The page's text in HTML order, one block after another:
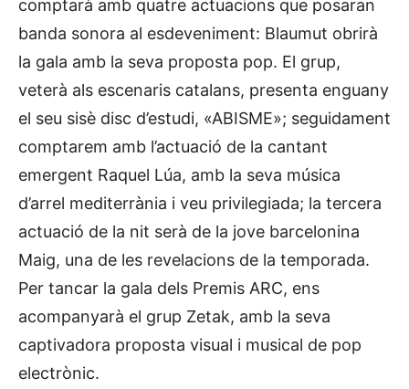
comptarà amb quatre actuacions que posaran
banda sonora al esdeveniment: Blaumut obrirà
la gala amb la seva proposta pop. El grup,
veterà als escenaris catalans, presenta enguany
el seu sisè disc d’estudi, «ABISME»; seguidament
comptarem amb l’actuació de la cantant
emergent Raquel Lúa, amb la seva música
d’arrel mediterrània i veu privilegiada; la tercera
actuació de la nit serà de la jove barcelonina
Maig, una de les revelacions de la temporada.
Per tancar la gala dels Premis ARC, ens
acompanyarà el grup Zetak, amb la seva
captivadora proposta visual i musical de pop
electrònic.